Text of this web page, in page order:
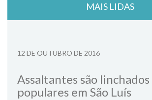
MAIS LIDAS
12 DE OUTUBRO DE 2016
Assaltantes são
populares em São Luís